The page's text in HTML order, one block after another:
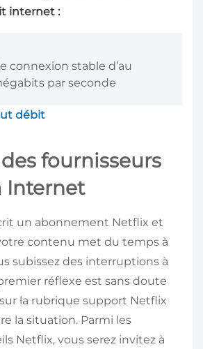
internet :
connexion stable d’au
par seconde
débit
fournisseurs
Internet
un abonnement Netflix et
contenu met du temps à
subissez des interruptions à
réflexe est sans doute
la rubrique support Netflix
la situation. Parmi les
Netflix, vous serez invitez à